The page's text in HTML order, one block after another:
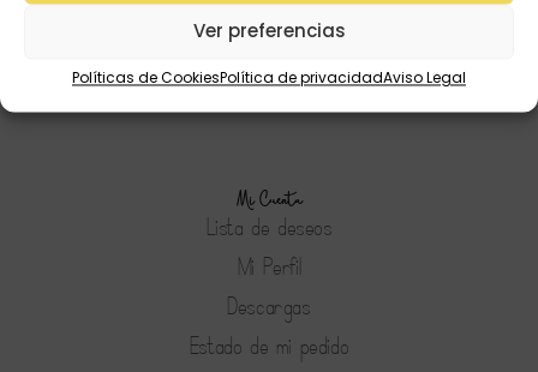
Ver preferencias
Políticas de CookiesPolítica de privacidadAviso Legal
Mi Cuenta
Lista de deseos
Mi Perfil
Descargas
Estado de mi pedido